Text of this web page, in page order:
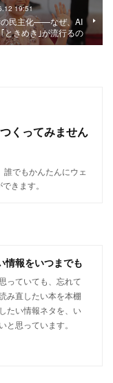
19:51
の⺠主化——なぜ、AI
ときめき｣が流行るの
くってみません
でもかんたんにウェ
きます。
情報をいつまでも
っていても、忘れて
み直したい本を本棚
たい情報ネタを、い
思っています。